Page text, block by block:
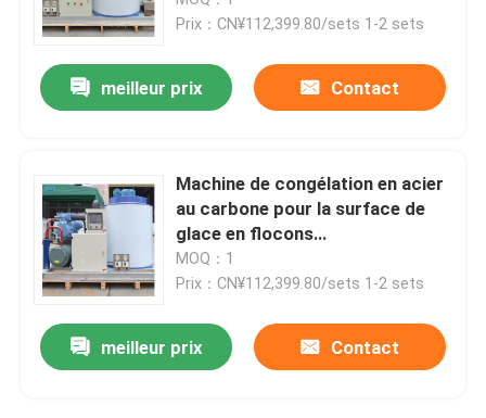
Machine à glace d'eau douce de flocon
Machine à glace en flocons d'eau de mer
machine à glace commerciale de cube
de glace industrielle de haute
Prix：CN¥112,399.80/sets 1-2 sets
meilleur prix Contact
Machine de congélation en acier
au carbone pour la surface de
glace en flocons
1/2/3/5/10Tonne pour la
transformation du poisson
MOQ：1
Prix：CN¥112,399.80/sets 1-2 sets
meilleur prix Contact